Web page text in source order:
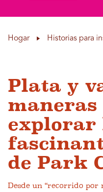
Hogar Historias para
Plata y
maneras
explorar
de Park
Desde un “recorrido por